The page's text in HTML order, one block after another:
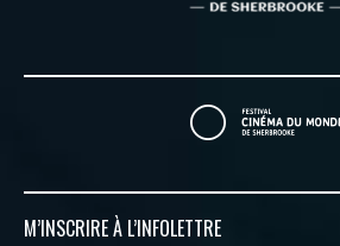
M’INSCRIRE À L’INFOLETTRE